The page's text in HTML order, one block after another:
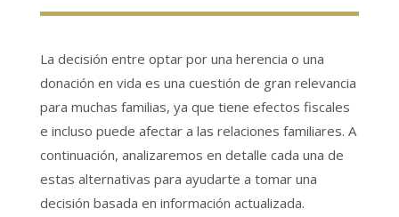
La decisión entre optar por una herencia o una
donación en vida es una cuestión de gran relevancia
para muchas familias, ya que tiene efectos fiscales
e incluso puede afectar a las relaciones familiares. A
continuación, analizaremos en detalle cada una de
estas alternativas para ayudarte a tomar una
decisión basada en información actualizada.